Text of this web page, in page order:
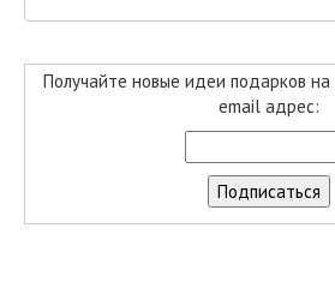
Получайте новые идеи подарков на
email адрес: